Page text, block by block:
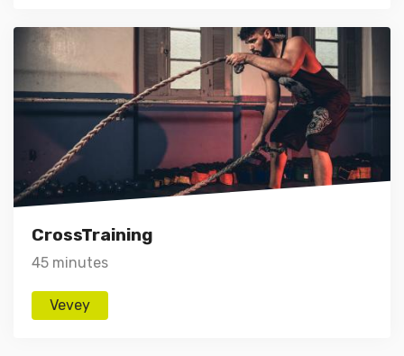
CrossTraining
45 minutes
Vevey